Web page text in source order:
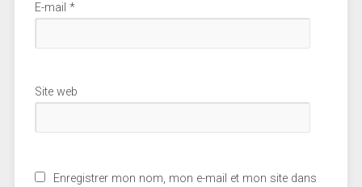
E-mail *
Site web
Enregistrer mon nom, mon e-mail et mon site dans